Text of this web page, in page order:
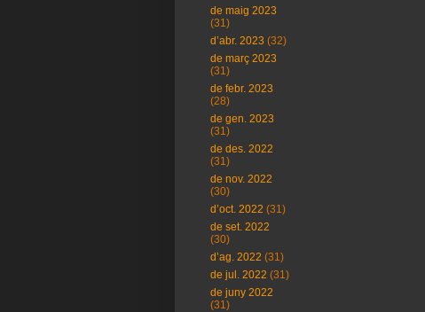
de maig 2023
(31)
d’abr. 2023 (32)
de març 2023
(31)
de febr. 2023
(28)
de gen. 2023
(31)
de des. 2022
(31)
de nov. 2022
(30)
d’oct. 2022 (31)
de set. 2022
(30)
d’ag. 2022 (31)
de jul. 2022 (31)
de juny 2022
(31)